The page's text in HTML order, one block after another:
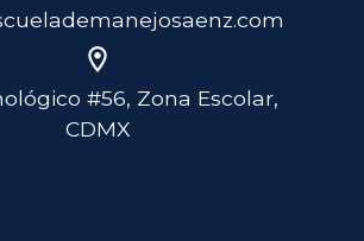
#56, Zona Escolar,
CDMX